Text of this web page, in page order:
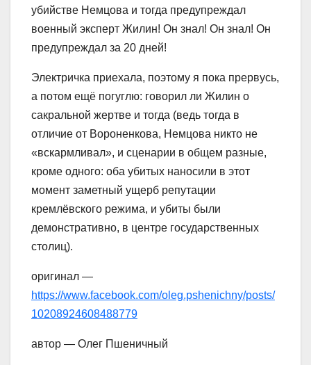
убийстве Немцова и тогда предупреждал
военный эксперт Жилин! Он знал! Он знал! Он
предупреждал за 20 дней!
Электричка приехала, поэтому я пока прервусь,
а потом ещё погуглю: говорил ли Жилин о
сакральной жертве и тогда (ведь тогда в
отличие от Вороненкова, Немцова никто не
«вскармливал», и сценарии в общем разные,
кроме одного: оба убитых наносили в этот
момент заметный ущерб репутации
кремлёвского режима, и убиты были
демонстративно, в центре государственных
столиц).
оригинал —
https://www.facebook.com/oleg.pshenichny/posts/
10208924608488779
автор — Олег Пшеничный